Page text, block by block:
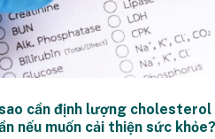
cần định lượng cholesterol
nếu muốn cải thiện sức khỏe?